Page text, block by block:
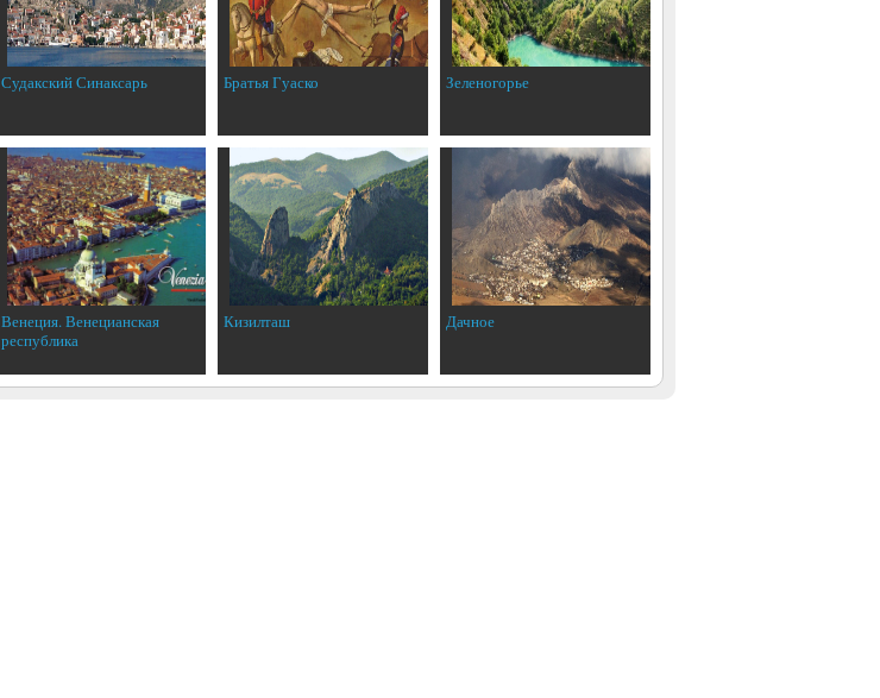
Судакский Синаксарь Братья Гуаско Зеленогорье
Венеция. Венецианская
республика
Кизилташ Дачное